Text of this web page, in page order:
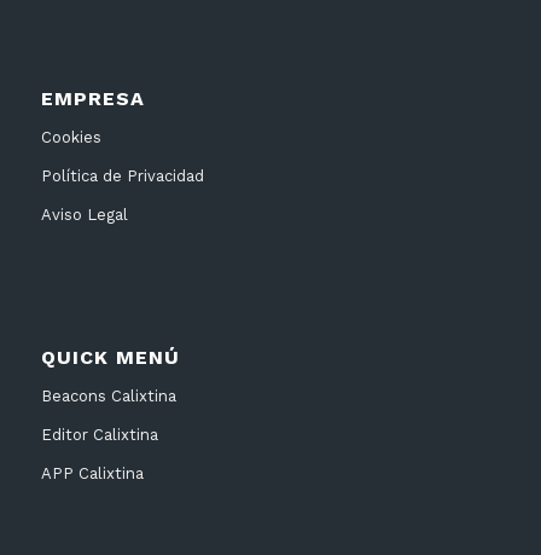
EMPRESA
Cookies
Política de Privacidad
Aviso Legal
QUICK MENÚ
Beacons Calixtina
Editor Calixtina
APP Calixtina